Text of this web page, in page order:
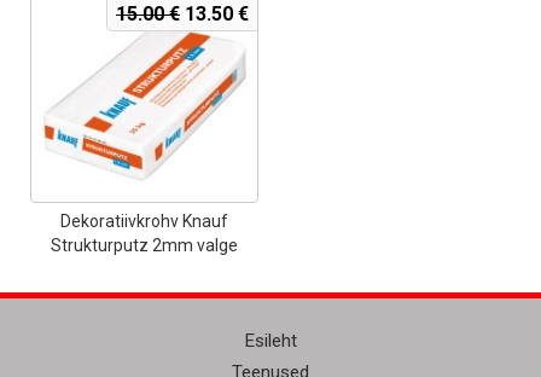
Dekoratiivkrohv Knauf
Strukturputz 2mm valge
15.00€ Algne
hind
oli:
15.00 €.
13.50 €Current
price
Esileht
Teenused